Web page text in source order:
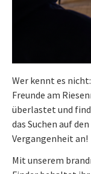
Wer kennt es
Freunde am
überlastet und
das Suchen auf
Vergangenheit an!
Mit unserem